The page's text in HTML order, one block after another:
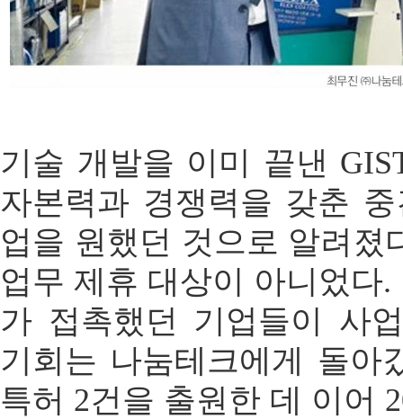
기술 개발을 이미 끝낸
자본력과 경쟁력을 갖춘
업을 원했던 것으로 알려졌
업무 제휴 대상이 아니었다
가 접촉했던 기업들이 사
기회는 나눔테크에게 돌아
특허 2건을 출원한 데 이어